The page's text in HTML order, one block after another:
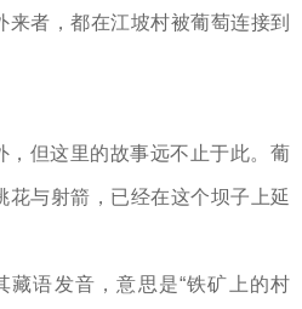
者，都在江坡村被葡萄连接到
，但这里的故事远不止于此。葡
花与射箭，已经在这个坝子上延
藏语发音，意思是“铁矿上的村